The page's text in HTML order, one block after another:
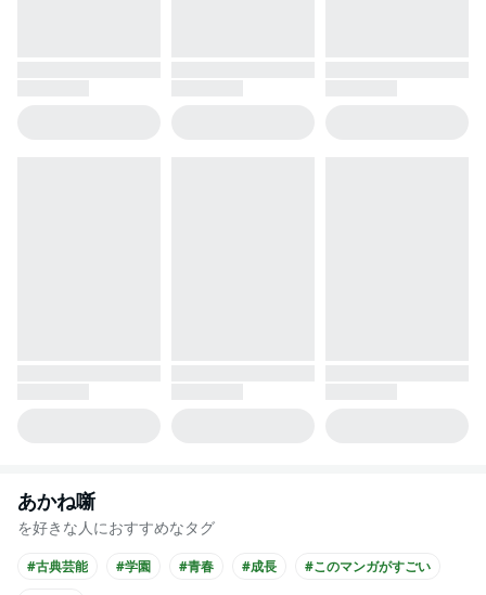
あかね噺
を好きな人におすすめなタグ
#古典芸能 #学園 #青春 #成長
#このマンガがすごい